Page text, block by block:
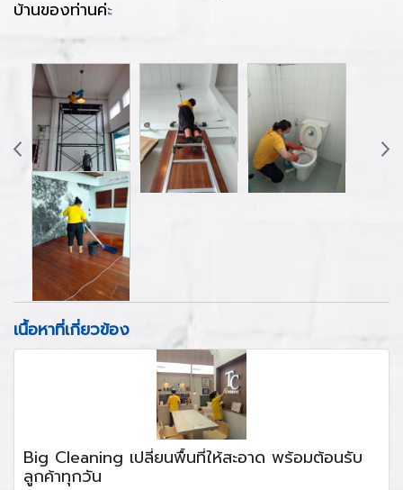
บ้านของท่านค่ะ
เนื้อหาที่เกี่ยวข้อง
Big Cleaning เปลี่ยนพื้นที่ให้สะอาด พร้อมต้อนรับ
ลูกค้าทุกวัน